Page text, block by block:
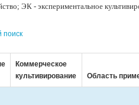
ЭК - экспериментальное
поиск
Коммерческое
культивирование
Область